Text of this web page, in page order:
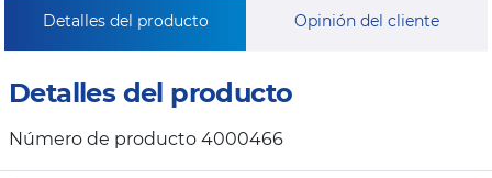
Detalles del producto Opinión del cliente
Detalles del producto
Número de producto 4000466